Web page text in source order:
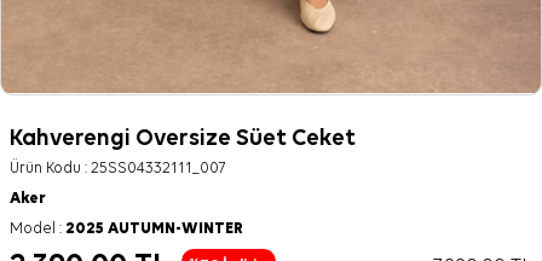
Kahverengi Oversize Süet Ceket
Ürün Kodu : 25SS04332111_007
Aker
Model : 2025 AUTUMN-WINTER